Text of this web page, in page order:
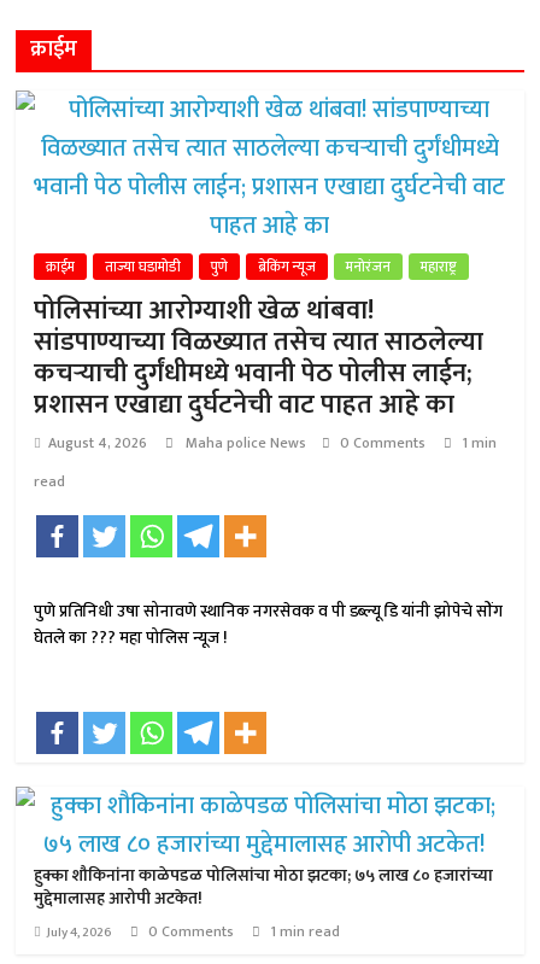
क्राईम
क्राईम ताज्या घडामोडी पुणे ब्रेकिंग न्यूज मनोरंजन महाराष्ट्र
पोलिसांच्या आरोग्याशी खेळ थांबवा!
सांडपाण्याच्या विळख्यात तसेच त्यात साठलेल्या
कचऱ्याची दुर्गंधीमध्ये भवानी पेठ पोलीस लाईन;
प्रशासन एखाद्या दुर्घटनेची वाट पाहत आहे का
August 4, 2026 Maha police News 0 Comments
1 min
read
पुणे प्रतिनिधी उषा सोनावणे स्थानिक नगरसेवक व पी डब्ल्यू डि यांनी झोपेचे सोंग
घेतले का ??? महा पोलिस न्यूज !
हुक्का शौकिनांना काळेपडळ पोलिसांचा मोठा झटका; ७५ लाख ८० हजारांच्या
मुद्देमालासह आरोपी अटकेत!
July 4, 2026 0 Comments 1 min read